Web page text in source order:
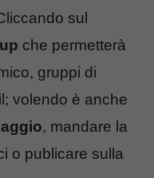
sul
che permetterà
gruppi di
volendo è anche
, mandare la
o publicare sulla